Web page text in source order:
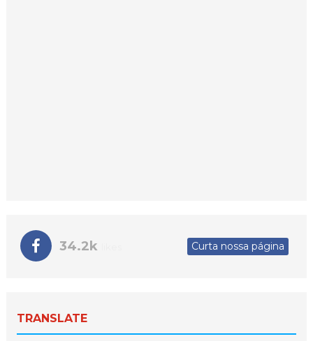
34.2k Curta nossa página
TRANSLATE